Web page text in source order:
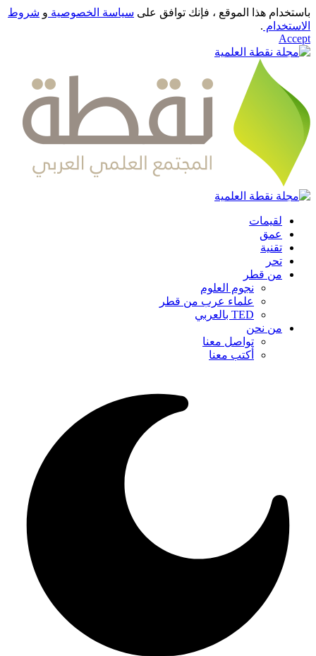
باستخدام هذا الموقع ، فإنك توافق على سياسة الخصوصية و شروط
الاستخدام .
Accept
لقيمات
عمق
تقنية
تحر
من قطر
نجوم العلوم
علماء عرب من قطر
TED بالعربي
من نحن
تواصل معنا
أكتب معنا